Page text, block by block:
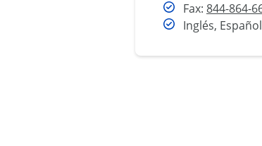
Fax: 844-864-
Inglés, Español